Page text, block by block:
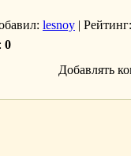
: lesnoy | Рейтинг
: 0
Добавлять